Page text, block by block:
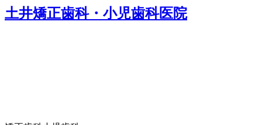
土井矯正歯科・小児歯科医院